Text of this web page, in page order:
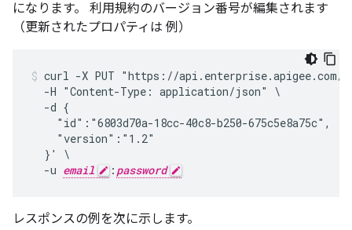
になります。 利用規約のバージョン番号が編集されます
（更新されたプロパティは 例）
curl -X PUT "https://api.enterprise.apigee.com/
  -H "Content-Type: application/json" \
  -d {
    "id":"6803d70a-18cc-40c8-b250-675c5e8a75c",
    "version":"1.2"
  }' \
  -u
email : password
レスポンスの例を次に示します。